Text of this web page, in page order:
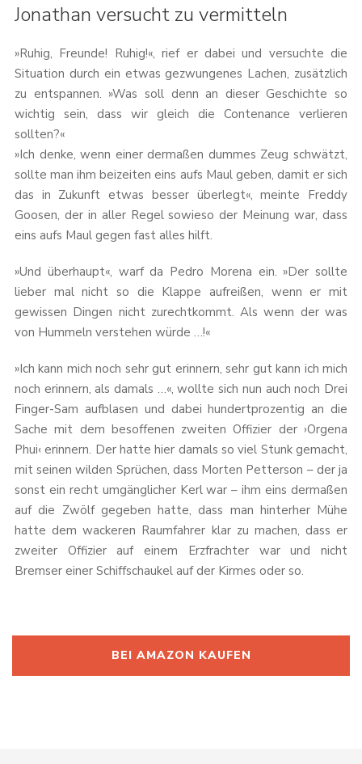
Jonathan versucht zu vermitteln
»Ruhig, Freunde! Ruhig!«, rief er dabei und versuchte die
Situation durch ein etwas gezwungenes Lachen, zusätzlich
zu entspannen. »Was soll denn an dieser Geschichte so
wichtig sein, dass wir gleich die Contenance verlieren
sollten?«
»Ich denke, wenn einer dermaßen dummes Zeug schwätzt,
sollte man ihm beizeiten eins aufs Maul geben, damit er sich
das in Zukunft etwas besser überlegt«, meinte Freddy
Goosen, der in aller Regel sowieso der Meinung war, dass
eins aufs Maul gegen fast alles hilft.
»Und überhaupt«, warf da Pedro Morena ein. »Der sollte
lieber mal nicht so die Klappe aufreißen, wenn er mit
gewissen Dingen nicht zurechtkommt. Als wenn der was
von Hummeln verstehen würde …!«
»Ich kann mich noch sehr gut erinnern, sehr gut kann ich mich
noch erinnern, als damals …«, wollte sich nun auch noch Drei
Finger-Sam aufblasen und dabei hundertprozentig an die
Sache mit dem besoffenen zweiten Offizier der ›Orgena
Phui‹ erinnern. Der hatte hier damals so viel Stunk gemacht,
mit seinen wilden Sprüchen, dass Morten Petterson – der ja
sonst ein recht umgänglicher Kerl war – ihm eins dermaßen
auf die Zwölf gegeben hatte, dass man hinterher Mühe
hatte dem wackeren Raumfahrer klar zu machen, dass er
zweiter Offizier auf einem Erzfrachter war und nicht
Bremser einer Schiffschaukel auf der Kirmes oder so.
BEI AMAZON KAUFEN